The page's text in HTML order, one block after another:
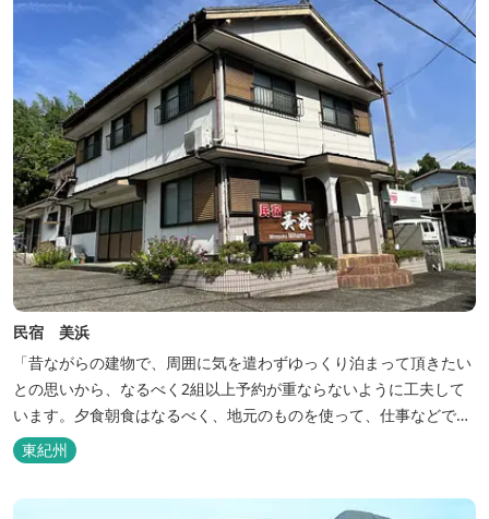
民宿 美浜
「昔ながらの建物で、周囲に気を遣わずゆっくり泊まって頂きたい
との思いから、なるべく2組以上予約が重ならないように工夫して
います。夕食朝食はなるべく、地元のものを使って、仕事などで連
泊の方には日替わりでご用意します。」オーナー様談。もし重なっ
た場合は、ごめんなさい。
東紀州